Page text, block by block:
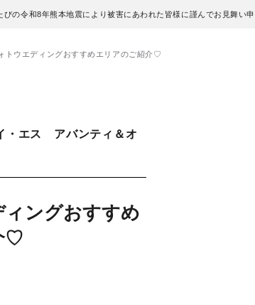
びの令和8年熊本地震により被害にあわれた皆様に謹んでお見舞い
トウエディングおすすめエリアのご紹介♡
・エス アバンティ＆オ
ングおすすめ
♡